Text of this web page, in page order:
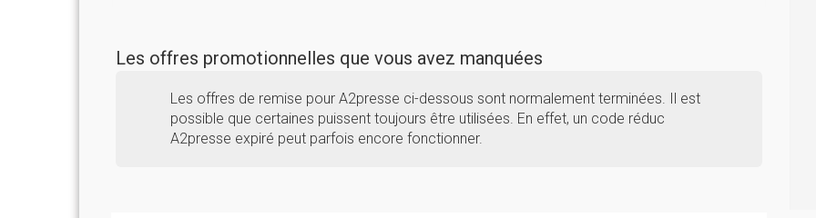
Les offres promotionnelles que vous avez manquées
Les offres de remise pour A2presse ci-dessous sont normalement terminées. Il est
possible que certaines puissent toujours être utilisées. En effet, un code réduc
A2presse expiré peut parfois encore fonctionner.